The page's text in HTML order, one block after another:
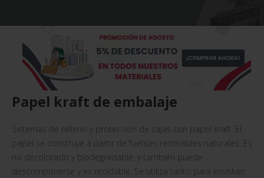
Papel kraft de embalaje
Sistemas de relleno y protección de cajas con papel kraft. El
papel se construye a partir de fuentes renovables naturales. Es
no decolorado y biodegradable, y también puede
descomponerse y es reciclable. Se utiliza tanto para envolver,